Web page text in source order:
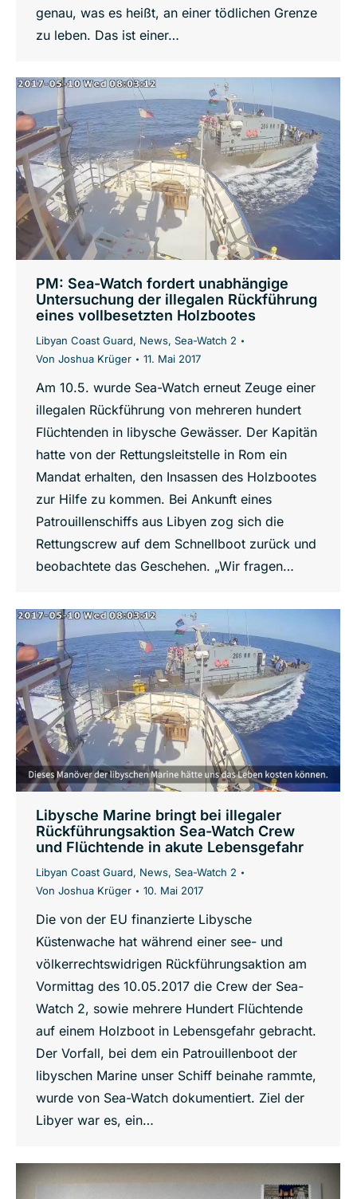
genau, was es heißt, an einer tödlichen Grenze
zu leben. Das ist einer…
PM: Sea-Watch fordert unabhängige
Untersuchung der illegalen Rückführung
eines vollbesetzten Holzbootes
Libyan Coast Guard, News, Sea-Watch 2
Von Joshua Krüger 11. Mai 2017
Am 10.5. wurde Sea-Watch erneut Zeuge einer
illegalen Rückführung von mehreren hundert
Flüchtenden in libysche Gewässer. Der Kapitän
hatte von der Rettungsleitstelle in Rom ein
Mandat erhalten, den Insassen des Holzbootes
zur Hilfe zu kommen. Bei Ankunft eines
Patrouillenschiffs aus Libyen zog sich die
Rettungscrew auf dem Schnellboot zurück und
beobachtete das Geschehen. „Wir fragen…
Libysche Marine bringt bei illegaler
Rückführungsaktion Sea-Watch Crew
und Flüchtende in akute Lebensgefahr
Libyan Coast Guard, News, Sea-Watch 2
Von Joshua Krüger 10. Mai 2017
Die von der EU finanzierte Libysche
Küstenwache hat während einer see- und
völkerrechtswidrigen Rückführungsaktion am
Vormittag des 10.05.2017 die Crew der Sea-
Watch 2, sowie mehrere Hundert Flüchtende
auf einem Holzboot in Lebensgefahr gebracht.
Der Vorfall, bei dem ein Patrouillenboot der
libyschen Marine unser Schiff beinahe rammte,
wurde von Sea-Watch dokumentiert. Ziel der
Libyer war es, ein…